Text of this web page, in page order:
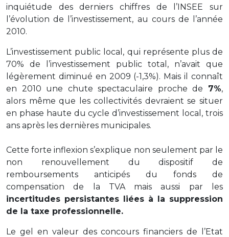
inquiétude des derniers chiffres de l’INSEE sur
l’évolution de l’investissement, au cours de l’année
2010.
L’investissement public local, qui représente plus de
70% de l’investissement public total, n’avait que
légèrement diminué en 2009 (-1,3%). Mais il connaît
en 2010 une chute spectaculaire proche de 7%,
alors même que les collectivités devraient se situer
en phase haute du cycle d’investissement local, trois
ans après les dernières municipales.
Cette forte inflexion s’explique non seulement par le
non renouvellement du dispositif de
remboursements anticipés du fonds de
compensation de la TVA mais aussi par les
incertitudes persistantes liées à la suppression
de la taxe professionnelle.
Le gel en valeur des concours financiers de l’Etat